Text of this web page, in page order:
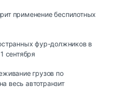
применение беспилотных
фур-должников в
сентября
грузов по
весь автотранзит